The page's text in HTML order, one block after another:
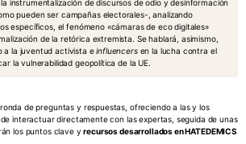
instrumentalización de discursos de odio y desinformación
pueden ser campañas electorales-, analizando
específicos, el fenómeno «cámaras de eco digitales»
de la retórica extremista. Se hablará, asimismo,
a la juventud activista einfluencersen la lucha contra el
la vulnerabilidad geopolítica de la UE.
de preguntas y respuestas, ofreciendo a las y los
interactuar directamente con las expertas, seguida de unas
los puntos clave yrecursos desarrollados en HATEDEMICS